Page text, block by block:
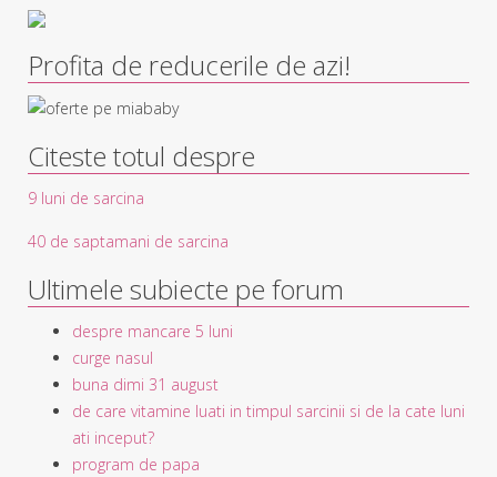
Profita de reducerile de azi!
Citeste totul despre
9 luni de sarcina
40 de saptamani de sarcina
Ultimele subiecte pe forum
despre mancare 5 luni
curge nasul
buna dimi 31 august
de care vitamine luati in timpul sarcinii si de la cate luni
ati inceput?
program de papa